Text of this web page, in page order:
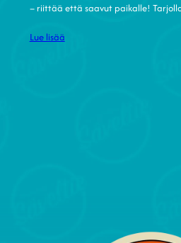
– riittää että saavut paikalle!
Lue lisää